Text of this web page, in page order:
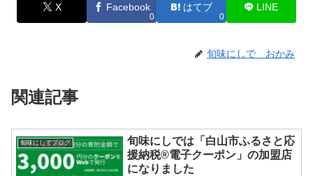
X Facebook
0
はてブ
0
LINE
旬味にしで おかみ
関連記事
旬味にしでブログ
旬味にしでは「白山市ふるさと応
援納税®電子クーポン」の加盟店
になりました